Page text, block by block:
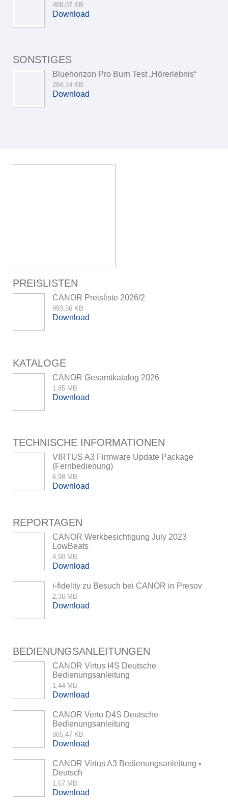
408,07 KB
Download
SONSTIGES
Bluehorizon Pro Burn Test „Hörerlebnis“
284,14 KB
Download
PREISLISTEN
CANOR Preisliste 2026/2
993,56 KB
Download
KATALOGE
CANOR Gesamtkatalog 2026
1,85 MB
Download
TECHNISCHE INFORMATIONEN
VIRTUS A3 Firmware Update Package
(Fernbedienung)
6,98 MB
Download
REPORTAGEN
CANOR Werkbesichtigung July 2023
LowBeats
4,90 MB
Download
i-fidelity zu Besuch bei CANOR in Presov
2,36 MB
Download
BEDIENUNGSANLEITUNGEN
CANOR Virtus I4S Deutsche
Bedienungsanleitung
1,44 MB
Download
CANOR Verto D4S Deutsche
Bedienungsanleitung
865,47 KB
Download
CANOR Virtus A3 Bedienungsanleitung •
Deutsch
1,57 MB
Download